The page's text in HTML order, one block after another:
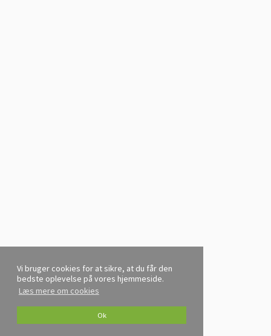
Vi bruger cookies for at sikre, at du får den
bedste oplevelse på vores hjemmeside.
Læs mere om cookies
Ok